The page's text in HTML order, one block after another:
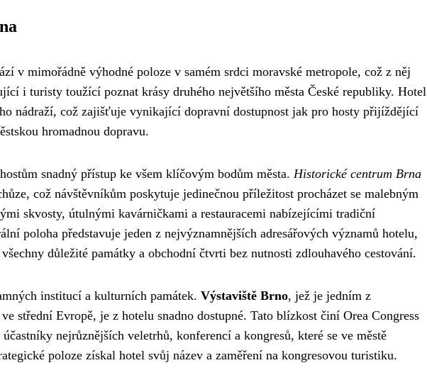
v mimořádně výhodné poloze v samém srdci moravské metropole, což z něj
i turisty toužící poznat krásy druhého největšího města České republiky. Hotel
nádraží, což zajišťuje vynikající dopravní dostupnost jak pro hosty přijíždějící
hromadnou dopravu.
snadný přístup ke všem klíčovým bodům města. Historické centrum Brna
což návštěvníkům poskytuje jedinečnou příležitost procházet se malebným
skvosty, útulnými kavárničkami a restauracemi nabízejícími tradiční
poloha představuje jeden z nejvýznamnějších adresářových významů hotelu,
důležité památky a obchodní čtvrti bez nutnosti zdlouhavého cestování.
institucí a kulturních památek. Výstaviště Brno, jež je jedním z
střední Evropě, je z hotelu snadno dostupné. Tato blízkost činí Orea Congress
nejrůznějších veletrhů, konferencí a kongresů, které se ve městě
poloze získal hotel svůj název a zaměření na kongresovou turistiku.